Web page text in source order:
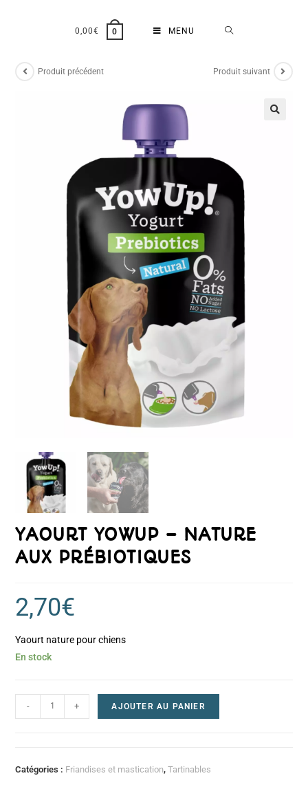
0,00€ 0 MENU
Produit précédent Produit suivant
YAOURT YOWUP – NATURE
AUX PRÉBIOTIQUES
2,70€
Yaourt nature pour chiens
En stock
- + AJOUTER AU PANIER
Catégories : Friandises et mastication,Tartinables